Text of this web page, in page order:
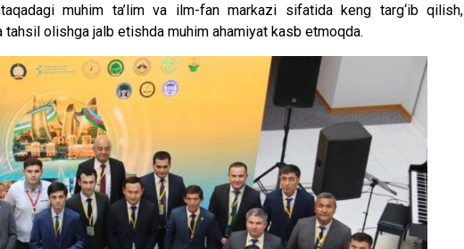
muhim ta’lim va ilm-fan markazi sifatida keng targ‘ib qilish,
olishga jalb etishda muhim ahamiyat kasb etmoqda.